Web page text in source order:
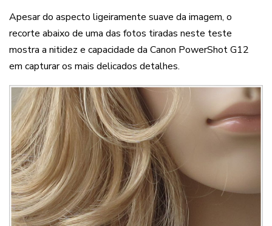
Apesar do aspecto ligeiramente suave da imagem, o
recorte abaixo de uma das fotos tiradas neste teste
mostra a nitidez e capacidade da Canon PowerShot G12
em capturar os mais delicados detalhes.